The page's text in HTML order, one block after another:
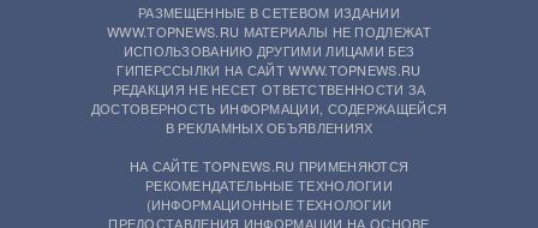
РАЗМЕЩЕННЫЕ В СЕТЕВОМ ИЗДАНИИ
WWW.TOPNEWS.RU МАТЕРИАЛЫ НЕ ПОДЛЕЖАТ
ИСПОЛЬЗОВАНИЮ ДРУГИМИ ЛИЦАМИ БЕЗ
ГИПЕРССЫЛКИ НА САЙТ WWW.TOPNEWS.RU
РЕДАКЦИЯ НЕ НЕСЕТ ОТВЕТСТВЕННОСТИ ЗА
ДОСТОВЕРНОСТЬ ИНФОРМАЦИИ, СОДЕРЖАЩЕЙСЯ
В РЕКЛАМНЫХ ОБЪЯВЛЕНИЯХ
НА САЙТЕ TOPNEWS.RU ПРИМЕНЯЮТСЯ
РЕКОМЕНДАТЕЛЬНЫЕ ТЕХНОЛОГИИ
(ИНФОРМАЦИОННЫЕ ТЕХНОЛОГИИ
ПРЕДОСТАВЛЕНИЯ ИНФОРМАЦИИ НА ОСНОВЕ